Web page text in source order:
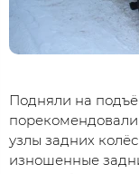
Подняли на
узлы задних
изношенные